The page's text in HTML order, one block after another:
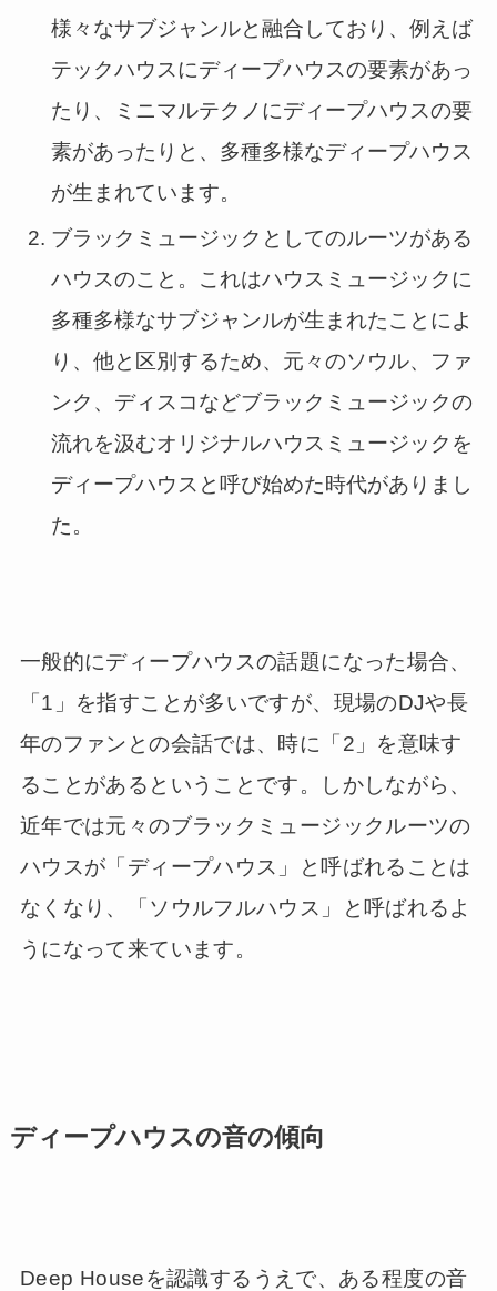
様々なサブジャンルと融合しており、例えば
テックハウスにディープハウスの要素があっ
たり、ミニマルテクノにディープハウスの要
素があったりと、多種多様なディープハウス
が生まれています。
ブラックミュージックとしてのルーツがある
ハウスのこと。これはハウスミュージックに
多種多様なサブジャンルが生まれたことによ
り、他と区別するため、元々のソウル、ファ
ンク、ディスコなどブラックミュージックの
流れを汲むオリジナルハウスミュージックを
ディープハウスと呼び始めた時代がありまし
た。
一般的にディープハウスの話題になった場合、
「1」を指すことが多いですが、現場のDJや長
年のファンとの会話では、時に「2」を意味す
ることがあるということです。しかしながら、
近年では元々のブラックミュージックルーツの
ハウスが「ディープハウス」と呼ばれることは
なくなり、「ソウルフルハウス」と呼ばれるよ
うになって来ています。
ディープハウスの音の傾向
Deep Houseを認識するうえで、ある程度の音